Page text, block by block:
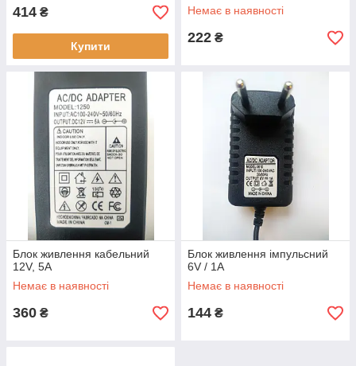
414 ₴
Купити
Немає в наявності
222 ₴
Блок живлення кабельний
12V, 5A
Немає в наявності
360 ₴
Блок живлення імпульсний
6V / 1A
Немає в наявності
144 ₴